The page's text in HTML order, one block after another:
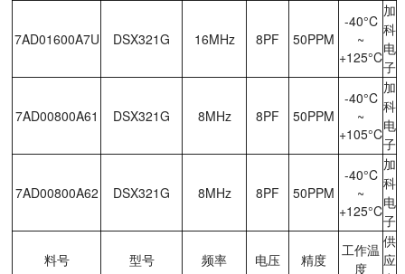
7AD01600A7U DSX321G 16MHz 8PF 50PPM
-40°C
~
+125°C
加
科
电
子
7AD00800A61 DSX321G 8MHz 8PF 50PPM
-40°C
~
+105°C
加
科
电
子
7AD00800A62 DSX321G 8MHz 8PF 50PPM
-40°C
~
+125°C
加
科
电
子
料号 型号 频率 电压 精度
工作温
度
供
应